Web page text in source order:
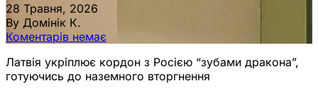
28 Травня, 2026
By Домінік К.
Коментарів немає
Латвія укріплює кордон з Росією “зубами дракона”,
готуючись до наземного вторгнення